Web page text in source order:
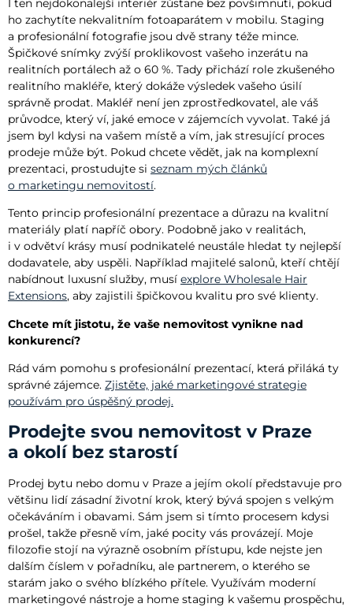
I ten nejdokonalejší interiér zůstane bez povšimnutí, pokud
ho zachytíte nekvalitním fotoaparátem v mobilu. Staging
a profesionální fotografie jsou dvě strany téže mince.
Špičkové snímky zvýší proklikovost vašeho inzerátu na
realitních portálech až o 60 %. Tady přichází role zkušeného
realitního makléře, který dokáže výsledek vašeho úsilí
správně prodat. Makléř není jen zprostředkovatel, ale váš
průvodce, který ví, jaké emoce v zájemcích vyvolat. Také já
jsem byl kdysi na vašem místě a vím, jak stresující proces
prodeje může být. Pokud chcete vědět, jak na komplexní
prezentaci, prostudujte si seznam mých článků
o marketingu nemovitostí.
Tento princip profesionální prezentace a důrazu na kvalitní
materiály platí napříč obory. Podobně jako v realitách,
i v odvětví krásy musí podnikatelé neustále hledat ty nejlepší
dodavatele, aby uspěli. Například majitelé salonů, kteří chtějí
nabídnout luxusní služby, musí explore Wholesale Hair
Extensions, aby zajistili špičkovou kvalitu pro své klienty.
Chcete mít jistotu, že vaše nemovitost vynikne nad
konkurencí?
Rád vám pomohu s profesionální prezentací, která přiláká ty
správné zájemce. Zjistěte, jaké marketingové strategie
používám pro úspěšný prodej.
Prodejte svou nemovitost v Praze
a okolí bez starostí
Prodej bytu nebo domu v Praze a jejím okolí představuje pro
většinu lidí zásadní životní krok, který bývá spojen s velkým
očekáváním i obavami. Sám jsem si tímto procesem kdysi
prošel, takže přesně vím, jaké pocity vás provázejí. Moje
filozofie stojí na výrazně osobním přístupu, kde nejste jen
dalším číslem v pořadníku, ale partnerem, o kterého se
starám jako o svého blízkého přítele. Využívám moderní
marketingové nástroje a home staging k vašemu prospěchu,